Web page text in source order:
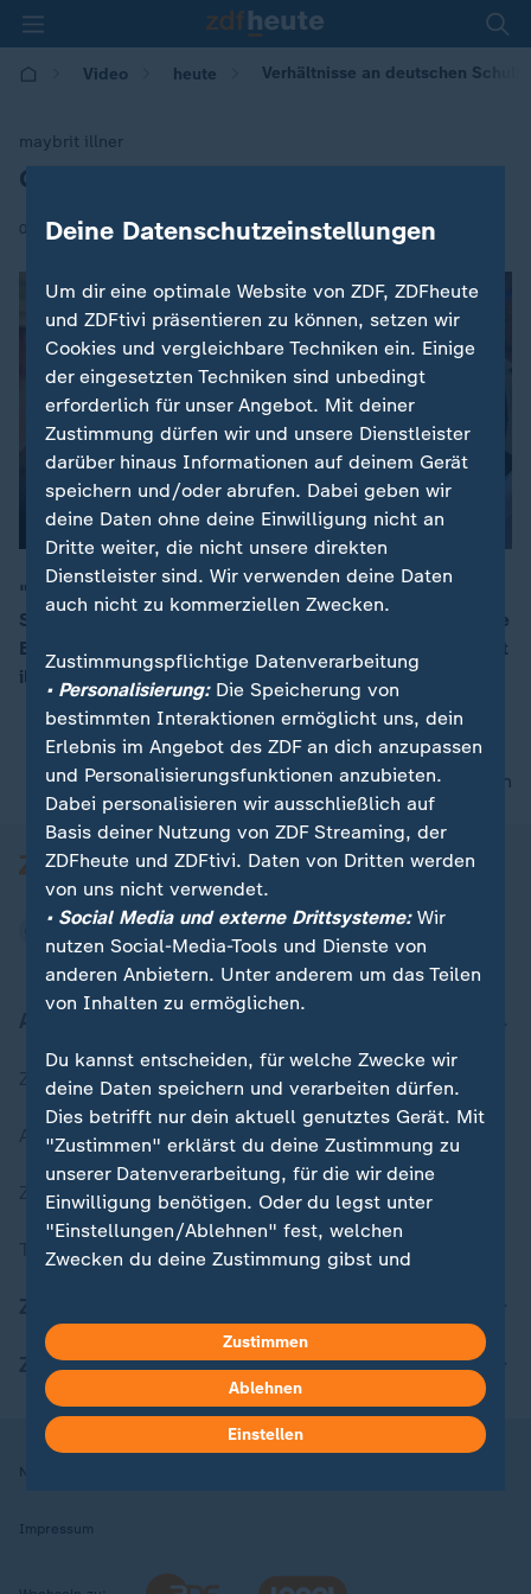
Video heute Verhältnisse an deutschen
maybrit illner
:
Giffey betont zentrale Rolle der Schulen
06.04.2018 | 08:25
"Die Konflikte dieser Welt spielen sich auf deutschen
Schulhöfen ab, und wir müssen damit umgehen", sagte
Bundesfamilienministerin Franzsika Giffey bei "maybrit
illner".
nach oben
Zuletzt veröffentlicht
Aktuelle Sendungs-Videos
ZDFheute Stories
Themen im Überblick
ZDFheute Apps
Nutzungsbedingungen
Impressum
Deine Datenschutzeinstellungen
Um dir eine optimale Website von ZDF, ZDFheute
und ZDFtivi präsentieren zu können, setzen wir
Cookies und vergleichbare Techniken ein. Einige
der eingesetzten Techniken sind unbedingt
erforderlich für unser Angebot. Mit deiner
Zustimmung dürfen wir und unsere Dienstleister
darüber hinaus Informationen auf deinem Gerät
speichern und/oder abrufen. Dabei geben wir
deine Daten ohne deine Einwilligung nicht an
Dritte weiter, die nicht unsere direkten
Dienstleister sind. Wir verwenden deine Daten
auch nicht zu kommerziellen Zwecken.
Zustimmungspflichtige Datenverarbeitung
• Personalisierung:Die Speicherung von
bestimmten Interaktionen ermöglicht uns, dein
Erlebnis im Angebot des ZDF an dich anzupassen
und Personalisierungsfunktionen anzubieten.
Dabei personalisieren wir ausschließlich auf
Basis deiner Nutzung von ZDF Streaming, der
ZDFheute und ZDFtivi. Daten von Dritten werden
von uns nicht verwendet.
• Social Media und externe Drittsysteme:Wir
nutzen Social-Media-Tools und Dienste von
anderen Anbietern. Unter anderem um das Teilen
von Inhalten zu ermöglichen.
Du kannst entscheiden, für welche Zwecke wir
deine Daten speichern und verarbeiten dürfen.
Dies betrifft nur dein aktuell genutztes Gerät. Mit
"Zustimmen" erklärst du deine Zustimmung zu
unserer Datenverarbeitung, für die wir deine
Einwilligung benötigen. Oder du legst unter
"Einstellungen/Ablehnen" fest, welchen
Zwecken du deine Zustimmung gibst und
in deinen Einstellungen widerrufen oder ändern.
Hier findest du das Impressum.
Weitere Informationen findest du in unserer
Datenschutzerklärung.
Zustimmen
Ablehnen
Einstellen